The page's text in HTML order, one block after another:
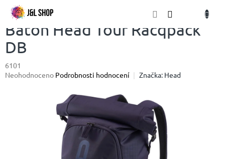
Přejít
obsah
Batoh Head Tour Racqpack
DB
6101
Průměrné
Neohodnoceno Podrobnosti hodnocení Značka: Head